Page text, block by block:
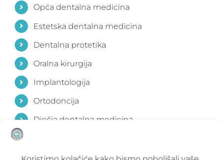
Opća dentalna medicina
Estetska dentalna medicina
Dentalna protetika
Oralna kirurgija
Implantologija
Ortodoncija
Dječja dentalna medicina
Estetika lica i vrata